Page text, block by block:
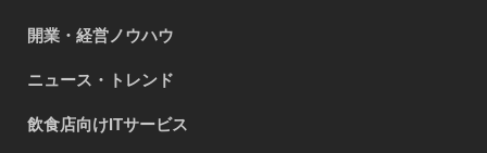
開業・経営ノウハウ
ニュース・トレンド
飲食店向けITサービス